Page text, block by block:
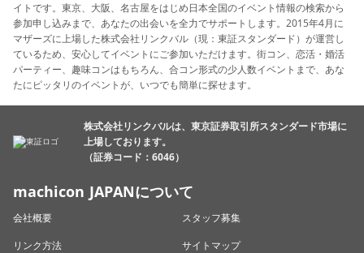
イトです。東京、大阪、名古屋をはじめ日本全国のイベント情報の検索から
参加申し込みまで、あなたの出会いを全力でサポートします。2015年4月に
マザーズに上場した株式会社リンクバル（現：東証スタンダード）が運営し
ているため、安心してイベントにご参加いただけます。街コン、恋活・婚活
パーティー、趣味コンはもちろん、合コン形式の少人数イベントまで、あな
たにピッタリのイベントが、いつでも簡単に探せます。
株式会社リンクバルは、東京証券取引所スタンダード市場に
上場しております。
（証券コード：6046）
machicon JAPANについて
会社概要
スタッフ募集
リンク方法
サイトマップ